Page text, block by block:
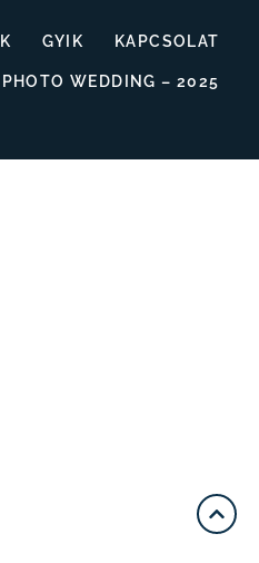
GYIK KAPCSOLAT
WEDDING – 2025